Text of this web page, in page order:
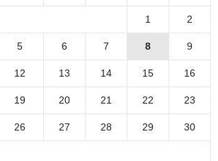
1 2
5 6 7 8 9
12 13 14 15 16
19 20 21 22 23
26 27 28 29 30